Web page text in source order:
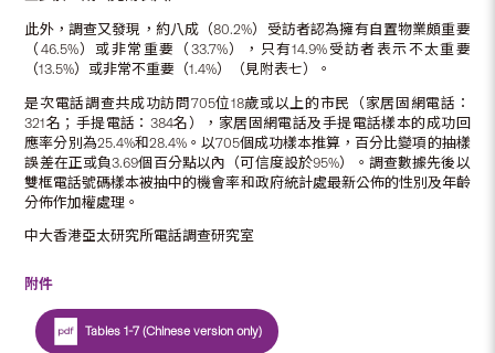
此外，調查又發現，約八成（80.2%）受訪者認為擁有自置物業頗重要
（46.5%）或非常重要（33.7%），只有14.9%受訪者表示不太重要
（13.5%）或非常不重要（1.4%）（見附表七）。
是次電話調查共成功訪問705位18歲或以上的市民（家居固網電話：
321名；手提電話：384名），家居固網電話及手提電話樣本的成功回
應率分別為25.4%和28.4%。以705個成功樣本推算，百分比變項的抽樣
誤差在正或負3.69個百分點以內（可信度設於95%）。調查數據先後以
雙框電話號碼樣本被抽中的機會率和政府統計處最新公佈的性別及年齡
分佈作加權處理。
中大香港亞太研究所電話調查研究室
附件
Tables 1-7 (Chinese version only)